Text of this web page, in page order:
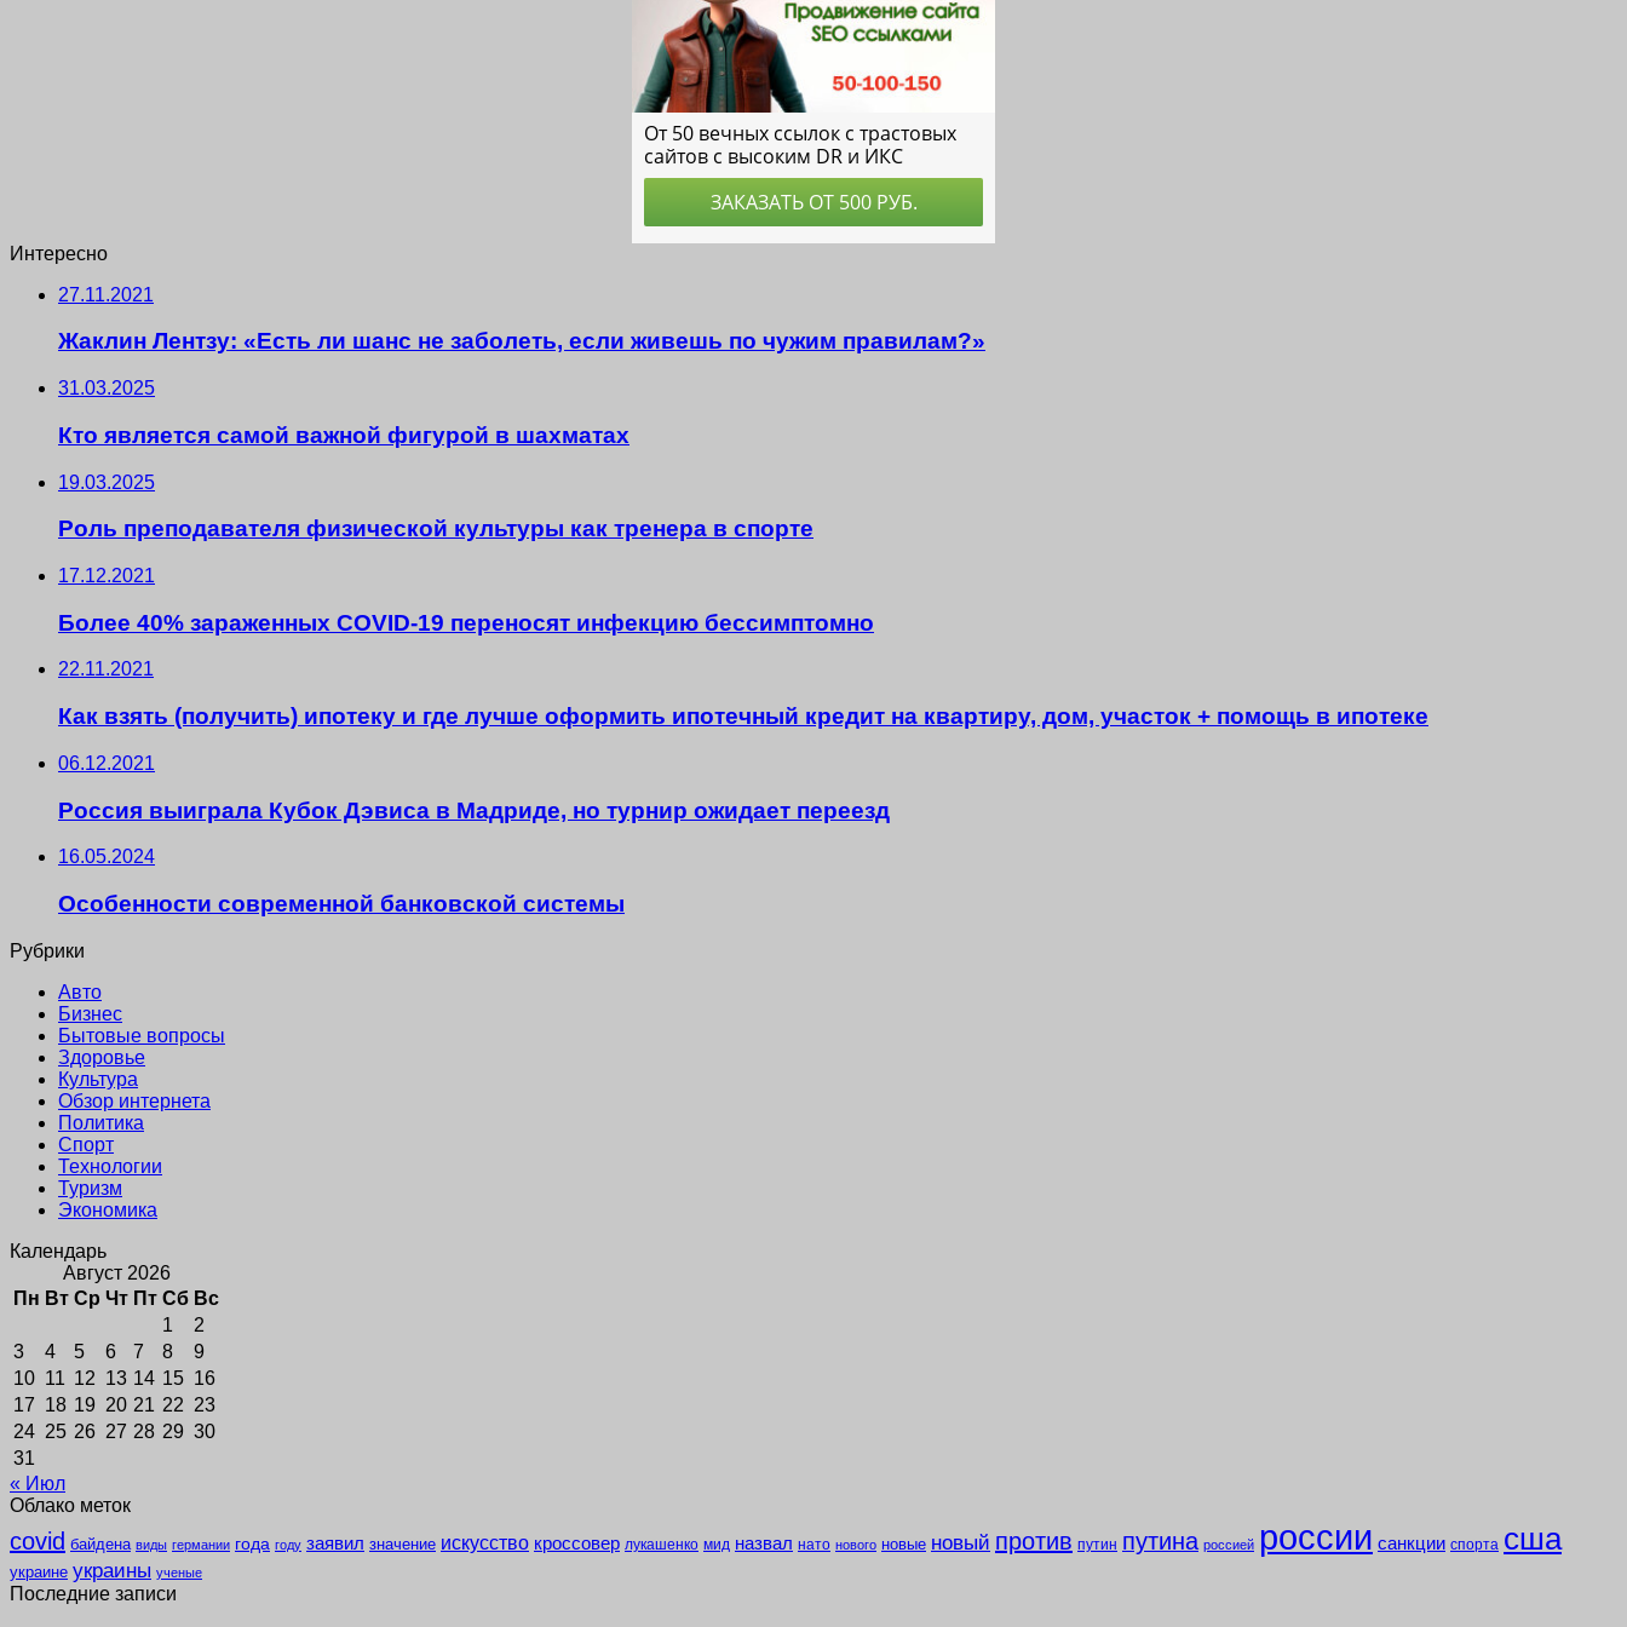
Интересно
27.11.2021
Жаклин Лентзу: «Есть ли шанс не заболеть, если живешь по чужим правилам?»
31.03.2025
Кто является самой важной фигурой в шахматах
19.03.2025
Роль преподавателя физической культуры как тренера в спорте
17.12.2021
Более 40% зараженных COVID-19 переносят инфекцию бессимптомно
22.11.2021
Как взять (получить) ипотеку и где лучше оформить ипотечный кредит на квартиру, дом, участок + помощь в ипотеке
06.12.2021
Россия выиграла Кубок Дэвиса в Мадриде, но турнир ожидает переезд
16.05.2024
Особенности современной банковской системы
Рубрики
Авто
Бизнес
Бытовые вопросы
Здоровье
Культура
Обзор интернета
Политика
Спорт
Технологии
Туризм
Экономика
Календарь
Август 2026
Пн Вт Ср Чт Пт Сб Вс
1
2
3
4 5 6 7 8
9
10 11 12 13 14 15 16
17 18 19 20 21 22 23
24 25 26 27 28 29 30
31
« Июл
Облако меток
covid байдена виды германии года году заявил значение искусство кроссовер лукашенко мид назвал нато нового новые новый против путин путина россией россии санкции спорта сша
украине украины ученые
Последние записи